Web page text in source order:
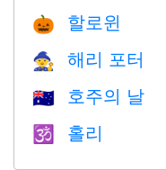
🎃 할로윈
🧙 해리 포터
🇦🇺 호주의 날
🕉 홀리